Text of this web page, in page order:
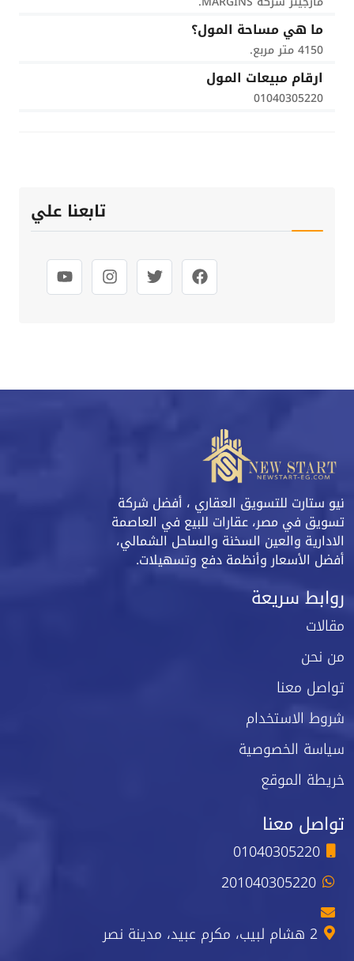
ما هي مساحة المول؟
4150 متر مربع.
ارقام مبيعات المول
01040305220
تابعنا علي
نيو ستارت للتسويق العقاري ، أفضل شركة
تسويق في مصر، عقارات للبيع في العاصمة
الادارية والعين السخنة والساحل الشمالي،
أفضل الأسعار وأنظمة دفع وتسهيلات.
روابط سريعة
مقالات
من نحن
تواصل معنا
شروط الاستخدام
سياسة الخصوصية
خريطة الموقع
تواصل معنا
01040305220
201040305220
2 هشام لبيب، مكرم عبيد، مدينة نصر